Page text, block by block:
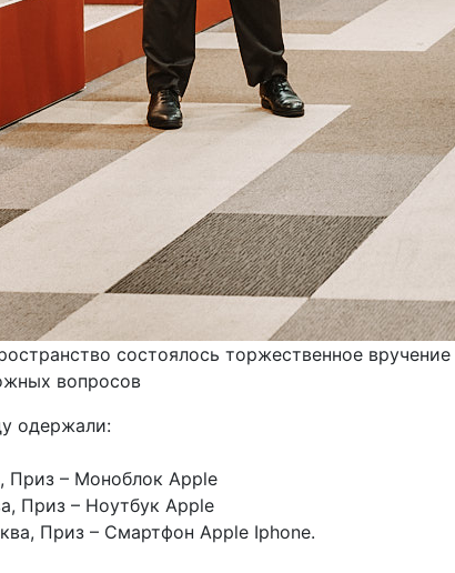
состоялось торжественное
вопросов
одержали:
Приз – Моноблок Apple
Приз – Ноутбук Apple
Приз – Смартфон Apple Iphone.